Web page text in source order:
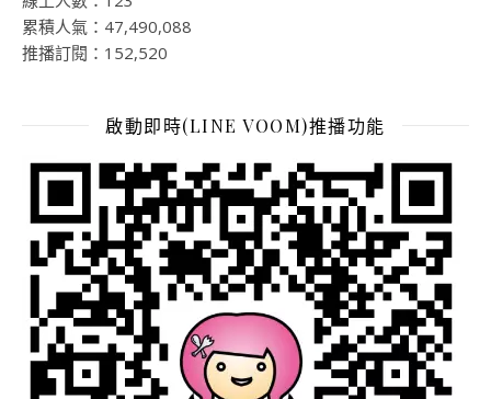
累積人氣：47,490,088
推播訂閱：152,520
啟動即時(LINE VOOM)推播功能